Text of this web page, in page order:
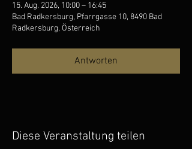
15. Aug. 2026, 10:00 – 16:45
Bad Radkersburg, Pfarrgasse 10, 8490 Bad
Radkersburg, Österreich
Antworten
Diese Veranstaltung teilen